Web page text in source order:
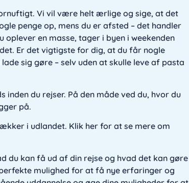
Vi vil være helt ærlige og sige, at det
penge op, mens du er afsted – det handler
en masse, tager i byen i weekenden
Er det vigtigste for dig, at du får nogle
sig gøre – selv uden at skulle leve af pasta
du rejser. På den måde ved du, hvor du
på.
i udlandet. Klik her for at se mere om
du kan få ud af din rejse og hvad det kan gøre
mulighed for at få nye erfaringer og